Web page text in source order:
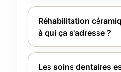
Réhabilitation
à qui ça s'adresse ?
Les soins dentaires